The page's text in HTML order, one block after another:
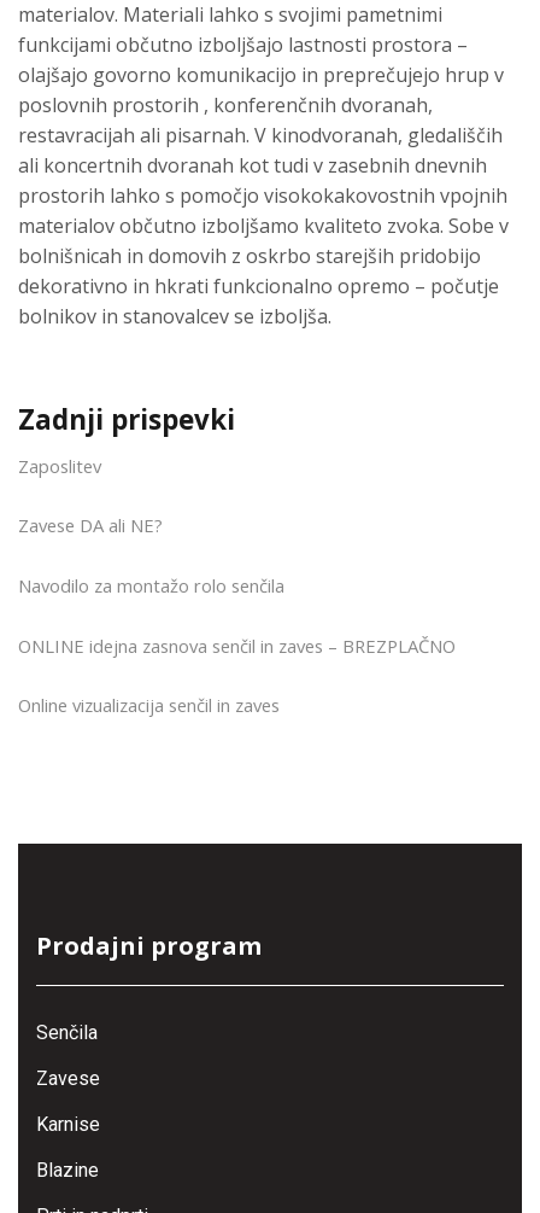
materialov. Materiali lahko s svojimi pametnimi
funkcijami občutno izboljšajo lastnosti prostora –
olajšajo govorno komunikacijo in preprečujejo hrup v
poslovnih prostorih , konferenčnih dvoranah,
restavracijah ali pisarnah. V kinodvoranah, gledališčih
ali koncertnih dvoranah kot tudi v zasebnih dnevnih
prostorih lahko s pomočjo visokokakovostnih vpojnih
materialov občutno izboljšamo kvaliteto zvoka. Sobe v
bolnišnicah in domovih z oskrbo starejših pridobijo
dekorativno in hkrati funkcionalno opremo – počutje
bolnikov in stanovalcev se izboljša.
Zadnji prispevki
Zaposlitev
Zavese DA ali NE?
Navodilo za montažo rolo senčila
ONLINE idejna zasnova senčil in zaves – BREZPLAČNO
Online vizualizacija senčil in zaves
Prodajni program
Senčila
Zavese
Karnise
Blazine